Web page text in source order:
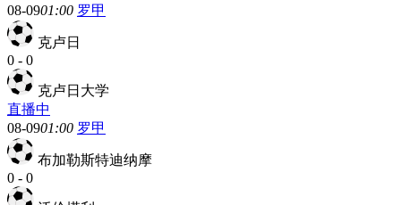
08-0901:00 罗甲
克卢日
0 - 0
克卢日大学
直播中
08-0901:00 罗甲
布加勒斯特迪纳摩
0 - 0